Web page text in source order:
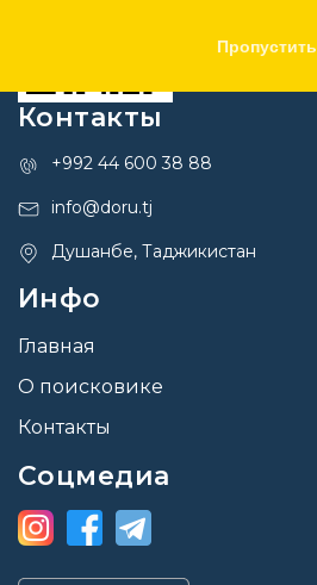
Пропустить
Контакты
+992 44 600 38 88
info@doru.tj
Душанбе, Таджикистан
Инфо
Главная
О поисковике
Контакты
Соцмедиа